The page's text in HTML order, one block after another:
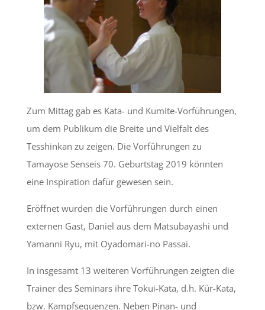
Zum Mittag gab es Kata- und Kumite-Vorführungen,
um dem Publikum die Breite und Vielfalt des
Tesshinkan zu zeigen. Die Vorführungen zu
Tamayose Senseis 70. Geburtstag 2019 könnten
eine Inspiration dafür gewesen sein.
Eröffnet wurden die Vorführungen durch einen
externen Gast, Daniel aus dem Matsubayashi und
Yamanni Ryu, mit Oyadomari-no Passai.
In insgesamt 13 weiteren Vorführungen zeigten die
Trainer des Seminars ihre Tokui-Kata, d.h. Kür-Kata,
bzw. Kampfsequenzen. Neben Pinan- und